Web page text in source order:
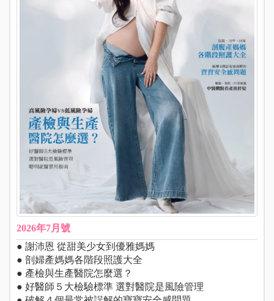
2026年7月號
● 謝沛恩 從甜美少女到優雅媽媽
● 剖婦產媽媽各階段照護大全
● 產檢與生產醫院怎麼選？
● 好醫師５大檢驗標準 選對醫院是風險管理